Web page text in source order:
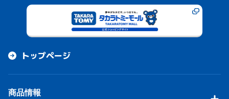
トップページ
商品情報